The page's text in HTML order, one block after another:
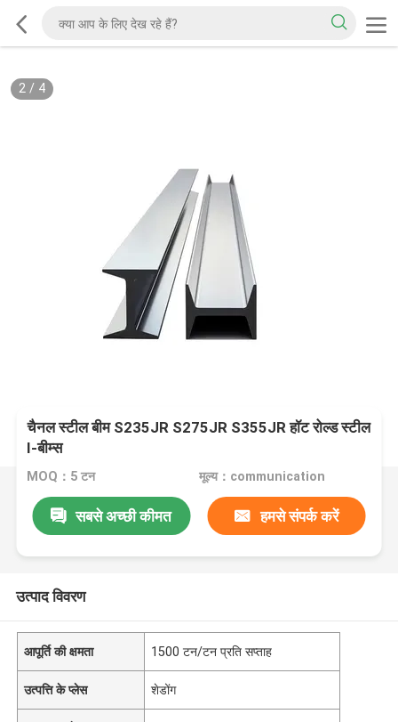
2/ 4
चैनल स्टील बीम S235JR S275JR S355JR हॉट रोल्ड स्टील
I-बीम्स
MOQ：5 टन मूल्य：communication
सबसे अच्छी कीमत हमसे संपर्क करें
उत्पाद विवरण
आपूर्ति की क्षमता 1500 टन/टन प्रति सप्ताह
उत्पत्ति के प्लेस शेडोंग